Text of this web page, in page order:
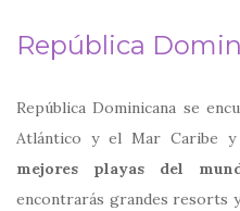
República
República Dominicana se
Atlántico y el Mar Caribe
mejores playas del
encontrarás grandes resorts